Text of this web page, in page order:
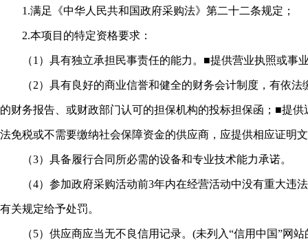
1.满足《中华人民共和国政府采购法》第二十二条规定；
2.本项目的特定资格要求：
（1）具有独立承担民事责任的能力。■提供营业执照或事业
（2）具有良好的商业信誉和健全的财务会计制度，有依法
的财务报告、或财政部门认可的担保机构的投标担保函；■提
法免税或不需要缴纳社会保障资金的供应商，应提供相应证明
（3）具备履行合同所必需的设备和专业技术能力承诺。
（4）参加政府采购活动前3年内在经营活动中没有重大违法
有关规定给予处罚。
（5）供应商应当无不良信用记录。(未列入“信用中国”网站